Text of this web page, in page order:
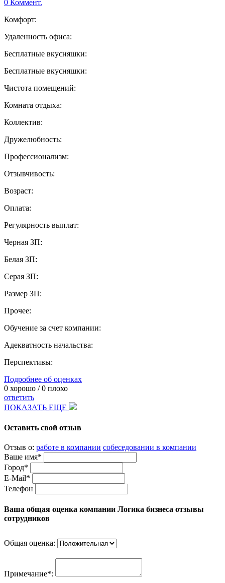
0 Коммент.
Комфорт:
Удаленность офиса:
Бесплатные вкусняшки:
Бесплатные вкусняшки:
Чистота помещений:
Комната отдыха:
Коллектив:
Дружелюбность:
Профессионализм:
Отзывчивость:
Возраст:
Оплата:
Регулярность выплат:
Черная ЗП:
Белая ЗП:
Серая ЗП:
Размер ЗП:
Прочее:
Обучение за счет компании:
Адекватность начальства:
Перспективы:
Подробнее об оценках
0 хорошо /0 плохо
ответить
ПОКАЗАТЬ ЕЩЕ
Оставить свой отзыв
Отзыв о: работе в компании собеседовании в компании
Ваше имя*
Город*
E-Mail*
Телефон
Ваша общая оценка компании Логика бизнеса отзывы
сотрудников
Общая оценка:
Примечание*: